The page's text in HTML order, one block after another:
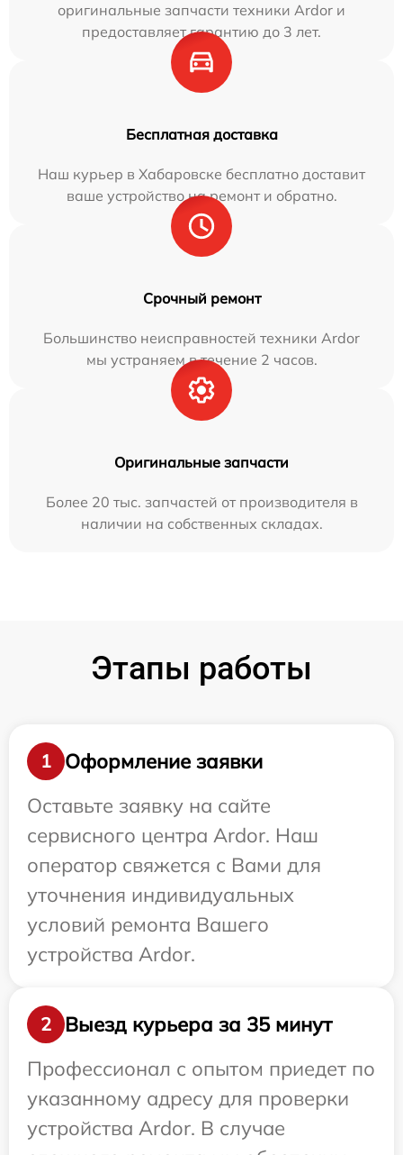
оригинальные запчасти техники Ardor и
предоставляет гарантию до 3 лет.
Бесплатная доставка
Наш курьер в Хабаровске бесплатно доставит
ваше устройство на ремонт и обратно.
Срочный ремонт
Большинство неисправностей техники Ardor
мы устраняем в течение 2 часов.
Оригинальные запчасти
Более 20 тыс. запчастей от производителя в
наличии на собственных складах.
Этапы работы
1
Оформление заявки
Оставьте заявку на сайте
сервисного центра Ardor. Наш
оператор свяжется с Вами для
уточнения индивидуальных
условий ремонта Вашего
устройства Ardor.
2
Выезд курьера за 35 минут
Профессионал с опытом приедет по
указанному адресу для проверки
устройства Ardor. В случае